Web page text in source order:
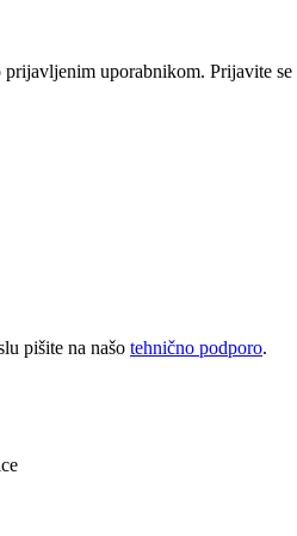
uporabnikom. Prijavite
pišite na našo tehnično podporo.